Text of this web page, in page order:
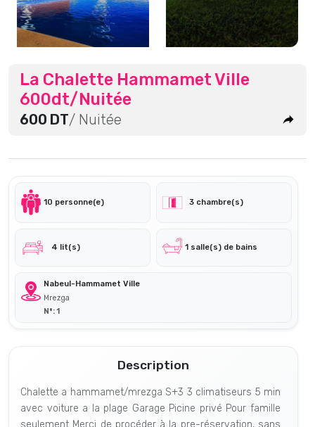
La Chalette Hammamet Ville
600dt/Nuitée
600 DT/ Nuitée
10 personne(e) 3 chambre(s)
4 lit(s) 1 salle(s) de bains
Nabeul-Hammamet Ville
Mrezga
N°: 1
Description
Chalette a hammamet/mrezga S+3 3 climatiseurs 5 min
avec voiture a la plage Garage Picine privé Pour famille
seulement Merci de procéder à la pre-réservation, sans